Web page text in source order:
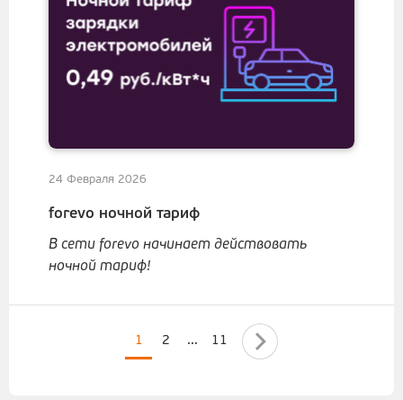
24 Февраля 2026
forevo ночной тариф
В сети forevo начинает действовать
ночной тариф!
1 2 ... 11